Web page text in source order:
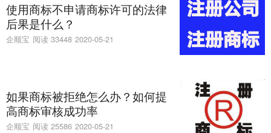
使用商标不申请商标许可的法律
后果是什么？
企顺宝 阅读 33448 2020-05-21
如果商标被拒绝怎么办？如何提
高商标审核成功率
企顺宝 阅读 25586 2020-05-21